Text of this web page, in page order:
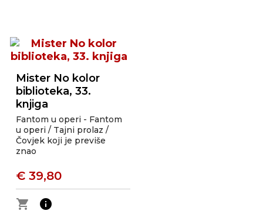
Mister No kolor
biblioteka, 33.
knjiga
Fantom u operi - Fantom
u operi / Tajni prolaz /
Čovjek koji je previše
znao
€ 39,80
shopping_cart
info